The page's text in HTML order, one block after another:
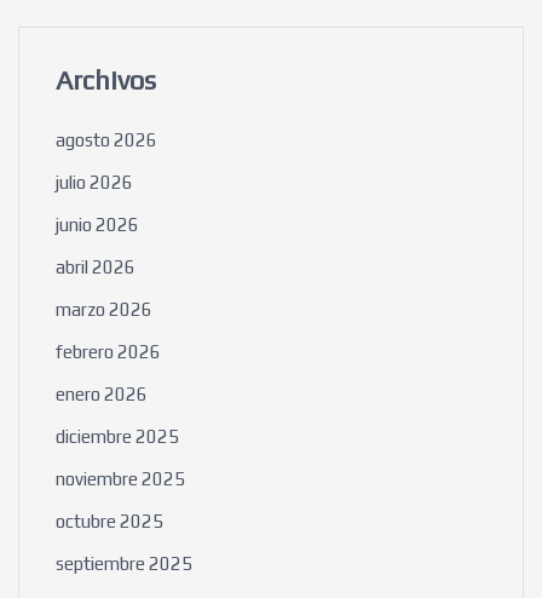
Archivos
agosto 2026
julio 2026
junio 2026
abril 2026
marzo 2026
febrero 2026
enero 2026
diciembre 2025
noviembre 2025
octubre 2025
septiembre 2025